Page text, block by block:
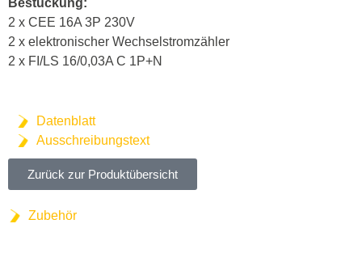
Bestückung:
2 x CEE 16A 3P 230V
2 x elektronischer Wechselstromzähler
2 x FI/LS 16/0,03A C 1P+N
Datenblatt
Ausschreibungstext
Zurück zur Produktübersicht
Zubehör